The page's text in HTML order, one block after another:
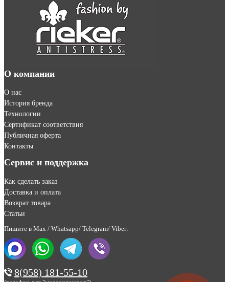
О компании
О нас
История бренда
Технологии
Сертификат соответствия
Публичная оферта
Контакты
Сервис и поддержка
Как сделать заказ
Доставка и оплата
Возврат товара
Статьи
Пишите в Max / Whatsapp/ Telegram/ Viber:
8(958) 181-55-10